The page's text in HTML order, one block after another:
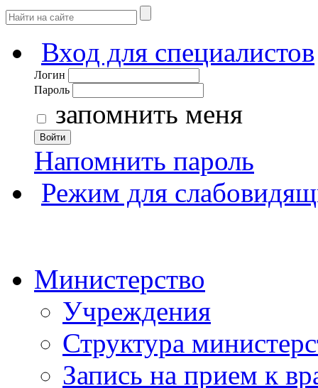
Вход для специалистов
Логин
Пароль
запомнить меня
Войти
Напомнить пароль
Режим для
Министерство
Учреждения
Структура
Запись на прием к